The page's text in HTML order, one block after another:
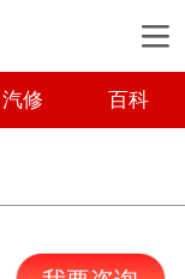
汽修 百科